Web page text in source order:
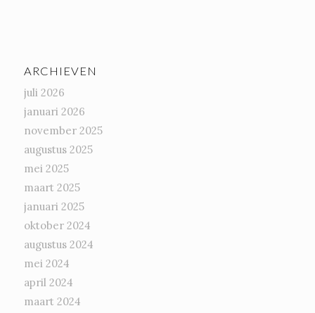
ARCHIEVEN
juli 2026
januari 2026
november 2025
augustus 2025
mei 2025
maart 2025
januari 2025
oktober 2024
augustus 2024
mei 2024
april 2024
maart 2024